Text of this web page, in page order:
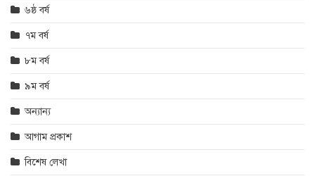
৬ষ্ঠ বর্ষ
৭ম বর্ষ
৮ম বর্ষ
৯ম বর্ষ
অন্যান্য
আগাম প্রকাশ
বিশেষ লেখা